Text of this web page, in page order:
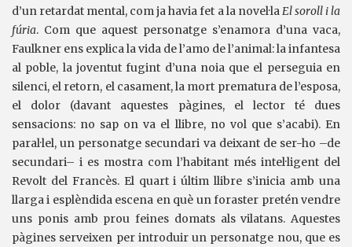
d’un retardat mental, com ja havia fet a la novel·laEl soroll i la
fúria. Com que aquest personatge s’enamora d’una vaca,
Faulkner ens explica la vida de l’amo de l’animal: la infantesa
al poble, la joventut fugint d’una noia que el perseguia en
silenci, el retorn, el casament, la mort prematura de l’esposa,
el dolor (davant aquestes pàgines, el lector té dues
sensacions: no sap on va el llibre, no vol que s’acabi). En
paral·lel, un personatge secundari va deixant de ser-ho –de
secundari– i es mostra com l’habitant més intel·ligent del
Revolt del Francès. El quart i últim llibre s’inicia amb una
llarga i esplèndida escena en què un foraster pretén vendre
uns ponis amb prou feines domats als vilatans. Aquestes
pàgines serveixen per introduir un personatge nou, que es